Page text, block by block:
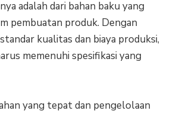
adalah dari bahan baku yang
pembuatan produk. Dengan
kualitas dan biaya produksi,
memenuhi spesifikasi yang
yang tepat dan pengelolaan